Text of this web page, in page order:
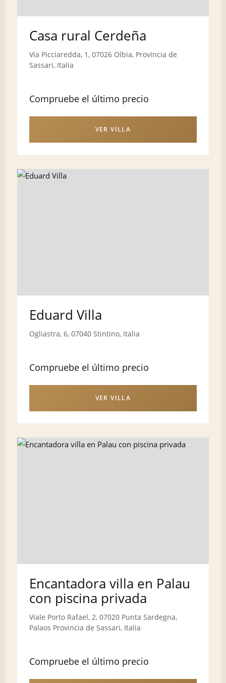
Casa rural Cerdeña
Via Picciaredda, 1, 07026 Olbia, Provincia de
Sassari, Italia
Compruebe el último precio
VER VILLA
Eduard Villa
Ogliastra, 6, 07040 Stintino, Italia
Compruebe el último precio
VER VILLA
Encantadora villa en Palau
con piscina privada
Viale Porto Rafael, 2, 07020 Punta Sardegna,
Palaos Provincia de Sassari, Italia
Compruebe el último precio